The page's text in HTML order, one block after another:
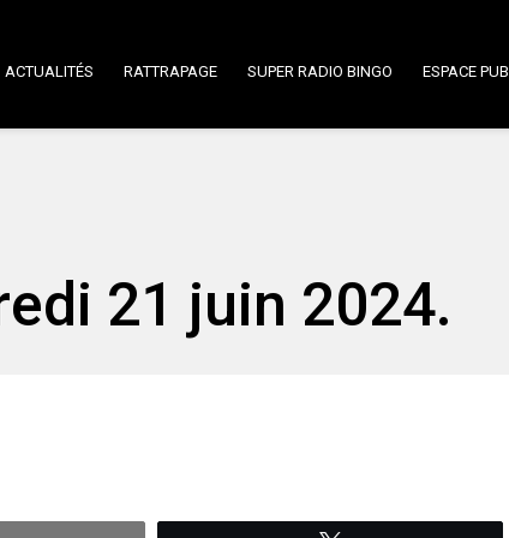
ACTUALITÉS RATTRAPAGE SUPER RADIO BINGO ESPACE PUB
21 juin 2024.